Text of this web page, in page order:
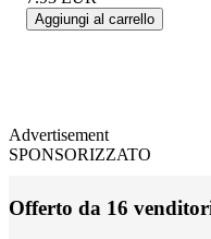
Aggiungi al carrello
Advertisement
SPONSORIZZATO
Offerto da 16